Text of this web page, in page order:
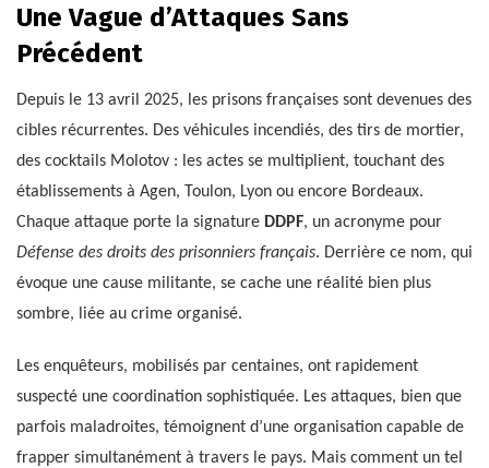
Une Vague d’Attaques Sans
Précédent
Depuis le 13 avril 2025, les prisons françaises sont devenues des
cibles récurrentes. Des véhicules incendiés, des tirs de mortier,
des cocktails Molotov : les actes se multiplient, touchant des
établissements à Agen, Toulon, Lyon ou encore Bordeaux.
Chaque attaque porte la signature DDPF, un acronyme pour
Défense des droits des prisonniers français. Derrière ce nom, qui
évoque une cause militante, se cache une réalité bien plus
sombre, liée au crime organisé.
Les enquêteurs, mobilisés par centaines, ont rapidement
suspecté une coordination sophistiquée. Les attaques, bien que
parfois maladroites, témoignent d’une organisation capable de
frapper simultanément à travers le pays. Mais comment un tel